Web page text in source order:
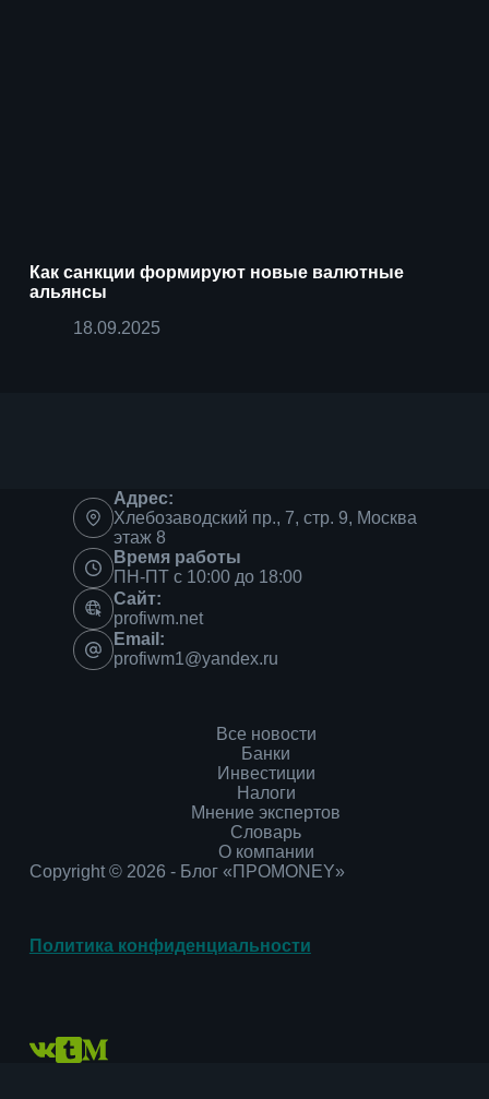
Как санкции формируют новые валютные
альянсы
18.09.2025
Адрес:
Хлебозаводский пр., 7, стр. 9, Москва
этаж 8
Время работы
ПН-ПТ с 10:00 до 18:00
Сайт:
profiwm.net
Email:
profiwm1@yandex.ru
Все новости
Банки
Инвестиции
Налоги
Мнение экспертов
Словарь
О компании
Copyright © 2026 - Блог «ПРОMONEY»
Политика конфиденциальности